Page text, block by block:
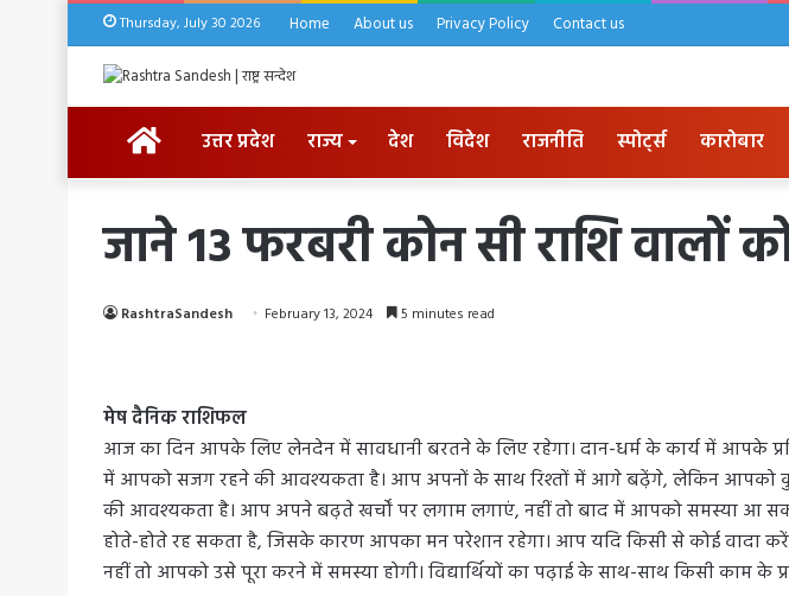
Thursday, July 30 2026 Home About us Privacy Policy Contact us
HOMEउत्तर प्रदेश राज्य देश विदेश राजनीति स्पोर्ट्स कारोबार
जाने 13 फरबरी कोन सी राशि वालों
RashtraSandesh February 13, 2024 5 minutes read
मेष दैनिक राशिफल
आज का दिन आपके लिए लेनदेन में सावधानी बरतने के लिए रहेगा। दान-धर्म के कार्य में आपके
में आपको सजग रहने की आवश्यकता है। आप अपनों के साथ रिश्तों में आगे बढ़ेंगे, लेकिन आपको
की आवश्यकता है। आप अपने बढ़ते खर्चों पर लगाम लगाएं, नहीं तो बाद में आपको समस्या आ
होते-होते रह सकता है, जिसके कारण आपका मन परेशान रहेगा। आप यदि किसी से कोई वादा
नहीं तो आपको उसे पूरा करने में समस्या होगी। विद्यार्थियों का पढ़ाई के साथ-साथ किसी काम के